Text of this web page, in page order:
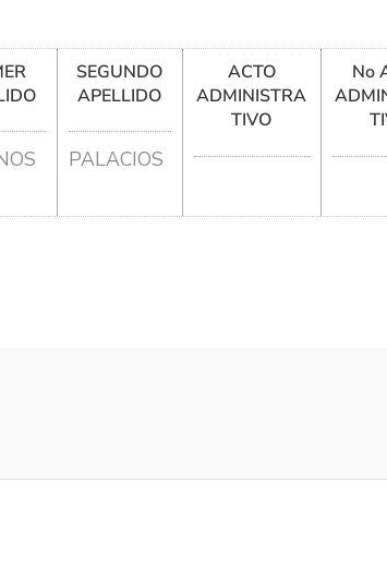
SEGUNDO
APELLIDO
PALACIOS
ACTO
ADMINISTRA
TIVO
No